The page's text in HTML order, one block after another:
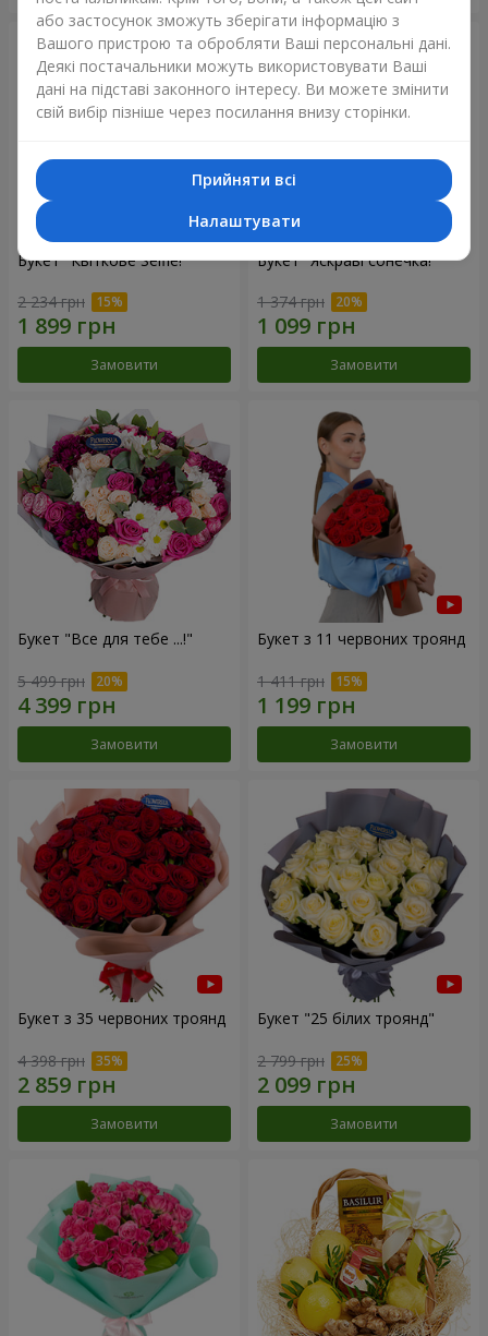
Букет "Квіткове Selfie!"
2 234 грн
Замовити
Букет "Яскраві сонечка!"
1 374 грн
Замовити
Букет "Все для тебе ...!"
5 499 грн
Замовити
Букет з 11 червоних троянд
1 411 грн
Замовити
Букет з 35 червоних троянд
4 398 грн
Замовити
Букет "25 білих троянд"
2 799 грн
Замовити
або застосунок зможуть зберігати інформацію з
Вашого пристрою та обробляти Ваші персональні дані.
Деякі постачальники можуть використовувати Ваші
дані на підставі законного інтересу. Ви можете змінити
свій вибір пізніше через посилання внизу сторінки.
Прийняти всі
Налаштувати